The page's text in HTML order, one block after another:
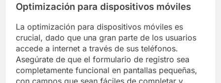
Optimización para dispositivos móviles
La optimización para dispositivos móviles es
crucial, dado que una gran parte de los usuarios
accede a internet a través de sus teléfonos.
Asegúrate de que el formulario de registro sea
completamente funcional en pantallas pequeñas,